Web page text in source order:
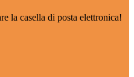
la casella di posta elettronica!